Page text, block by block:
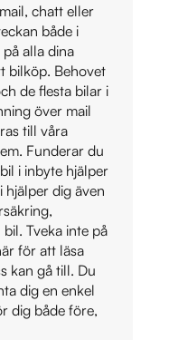
chatt eller
både i
alla dina
bilköp. Behovet
de flesta bilar i
över mail
till våra
Funderar du
i inbyte hjälper
hjälper dig även
Tveka inte på
för att läsa
kan gå till. Du
dig en enkel
dig både före,